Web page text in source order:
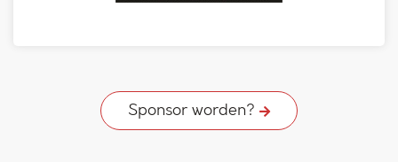
Sponsor worden?